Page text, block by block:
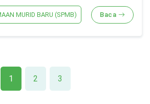
MURID BARU (SPMB) Baca
1 2 3